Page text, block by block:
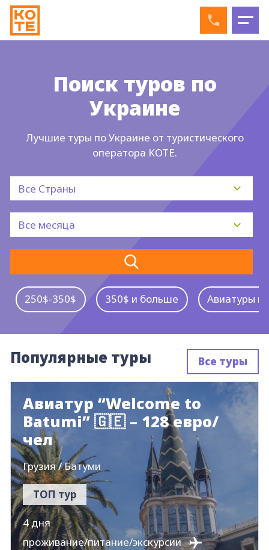
Поиск туров по
Украине
Лучшие туры по Украине от туристического
оператора KOTE.
250$-350$ 350$ и больше Авиатуры в
Популярные туры Все туры
Авиатур “Welcome to
Batumi” 🇬🇪 – 128 евро/
чел
Грузия / Батуми
ТОП тур
4 дня
проживание/питание/экскурсии